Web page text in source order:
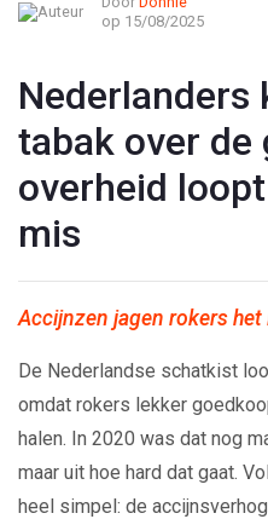
op 15/08/2025
Nederlanders
tabak over de
overheid
mis
Accijnzen jagen rokers
De Nederlandse schatkist
omdat rokers lekker
halen. In 2020 was dat nog
maar uit hoe hard dat gaat.
heel simpel: de